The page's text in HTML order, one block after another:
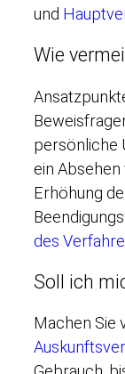
und
Wie
persönliche
ein
Erhöhung
des
Soll ich
Machen Sie